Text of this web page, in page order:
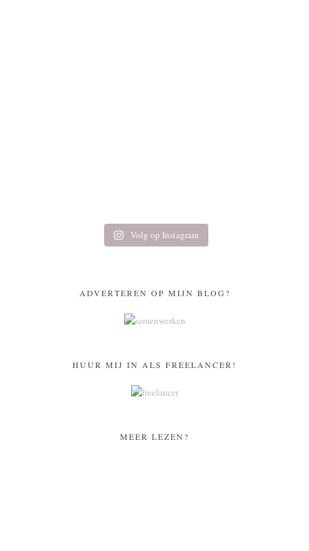
Volg op Instagram
ADVERTEREN OP MIJN BLOG?
HUUR MIJ IN ALS FREELANCER!
MEER LEZEN?